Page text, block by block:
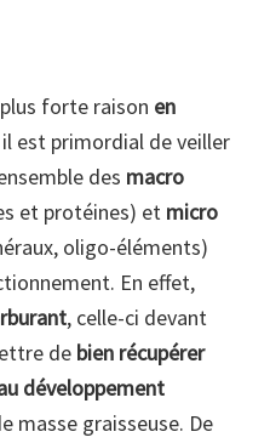
forte raison en
il est primordial de veiller
des macro
et protéines) et micro
oligo-éléments)
En effet,
, celle-ci devant
de bien récupérer
développement
masse graisseuse. De